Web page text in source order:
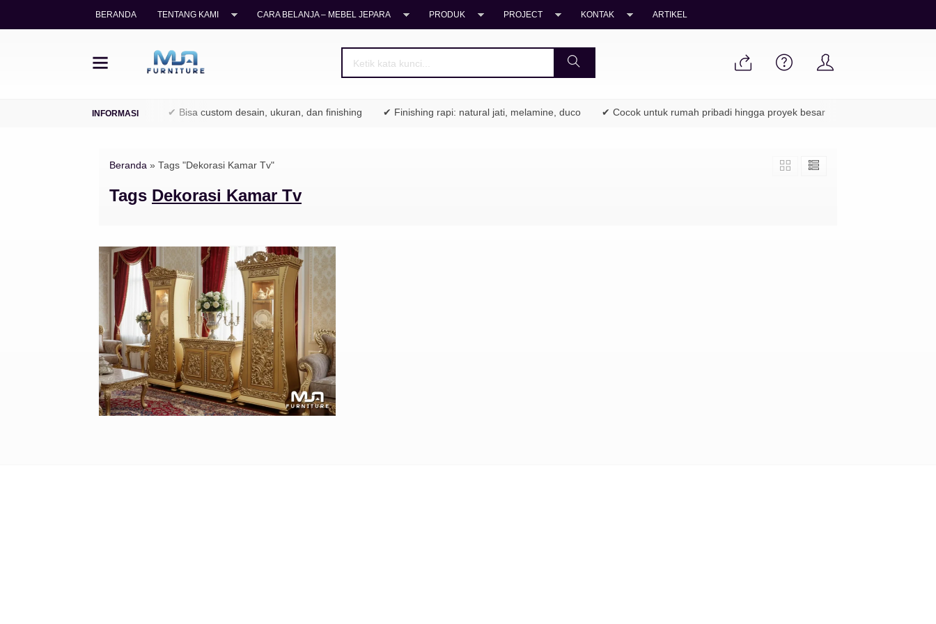
BERANDA TENTANG KAMI CARA BELANJA – MEBEL JEPARA PRODUK PROJECT KONTAK ARTIKEL
jati legal (TPK / Perhutani) ✔ Bisa custom desain, ukuran, dan finishing ✔ Finishing rapi: natural jati, melamine, duco ✔ Cocok untuk rumah pribadi hingga proyek besar
Beranda » Tags "Dekorasi Kamar Tv"
Tags Dekorasi Kamar Tv